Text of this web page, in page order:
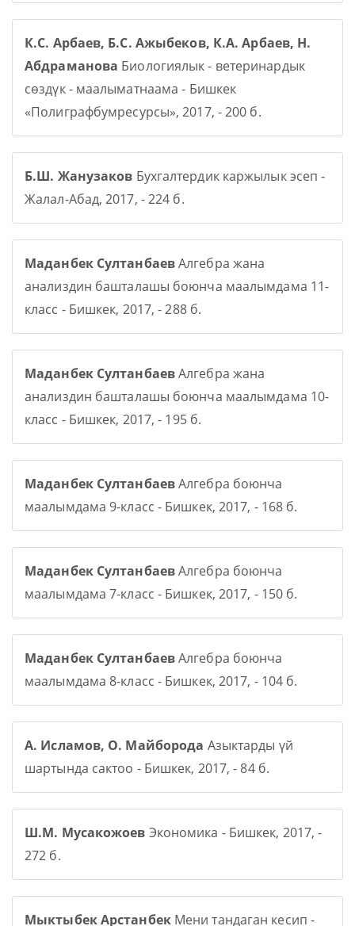
К.С. Арбаев, Б.С. Ажыбеков, К.А. Арбаев, Н.
Абдраманова Биологиялык - ветеринардык
сөздүк - маалыматнаама - Бишкек
«Полиграфбумресурсы», 2017, - 200 б.
Б.Ш. Жанузаков Бухгалтердик каржылык эсеп -
Жалал-Абад, 2017, - 224 б.
Маданбек СултанбаевАлгебра жана
анализдин башталашы боюнча маалымдама 11-
класс - Бишкек, 2017, - 288 б.
Маданбек СултанбаевАлгебра жана
анализдин башталашы боюнча маалымдама 10-
класс - Бишкек, 2017, - 195 б.
Маданбек СултанбаевАлгебра боюнча
маалымдама 9-класс - Бишкек, 2017, - 168 б.
Маданбек СултанбаевАлгебра боюнча
маалымдама 7-класс - Бишкек, 2017, - 150 б.
Маданбек СултанбаевАлгебра боюнча
маалымдама 8-класс - Бишкек, 2017, - 104 б.
А. Исламов, О. Майборода Азыктарды үй
шартында сактоо - Бишкек, 2017, - 84 б.
Ш.М. Мусакожоев Экономика - Бишкек, 2017, -
272 б.
Мыктыбек АрстанбекМени тандаган кесип -